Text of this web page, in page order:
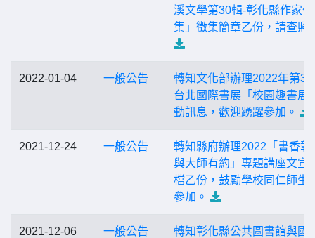
溪文學第30輯-彰化縣作家
集」徵集簡章乙份，請查照
2022-01-04 一般公告
轉知文化部辦理2022年第30
台北國際書展「校園趣書展
動訊息，歡迎踴躍參加。
2021-12-24 一般公告
轉知縣府辦理2022「書香彰
與大師有約」專題講座文宣
檔乙份，鼓勵學校同仁師生
參加。
2021-12-06 一般公告
轉知彰化縣公共圖書館與國